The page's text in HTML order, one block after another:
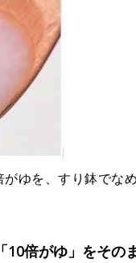
ゆを、すり鉢でな
10倍がゆ」をその